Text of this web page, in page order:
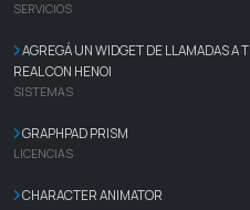
SERVICIOS
AGREGÁ UN WIDGET DE LLAMADAS A
REAL CON HENOI
SISTEMAS
GRAPHPAD PRISM
LICENCIAS
CHARACTER ANIMATOR